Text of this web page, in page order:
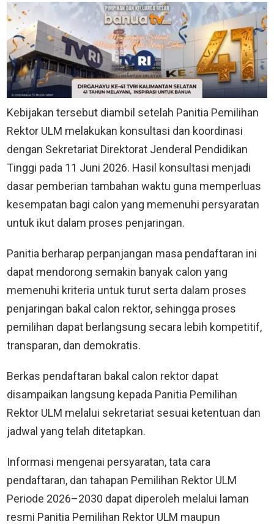
Kebijakan tersebut diambil setelah Panitia Pemilihan
Rektor ULM melakukan konsultasi dan koordinasi
dengan Sekretariat Direktorat Jenderal Pendidikan
Tinggi pada 11 Juni 2026. Hasil konsultasi menjadi
dasar pemberian tambahan waktu guna memperluas
kesempatan bagi calon yang memenuhi persyaratan
untuk ikut dalam proses penjaringan.
Panitia berharap perpanjangan masa pendaftaran ini
dapat mendorong semakin banyak calon yang
memenuhi kriteria untuk turut serta dalam proses
penjaringan bakal calon rektor, sehingga proses
pemilihan dapat berlangsung secara lebih kompetitif,
transparan, dan demokratis.
Berkas pendaftaran bakal calon rektor dapat
disampaikan langsung kepada Panitia Pemilihan
Rektor ULM melalui sekretariat sesuai ketentuan dan
jadwal yang telah ditetapkan.
Informasi mengenai persyaratan, tata cara
pendaftaran, dan tahapan Pemilihan Rektor ULM
Periode 2026–2030 dapat diperoleh melalui laman
resmi Panitia Pemilihan Rektor ULM maupun